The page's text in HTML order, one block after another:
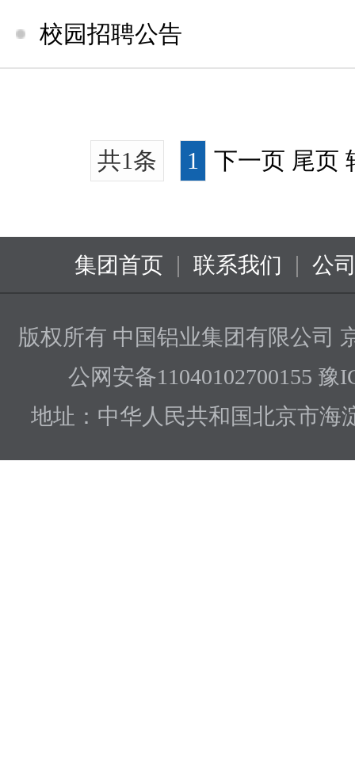
校园招聘公告
共1条 1 下一页 尾页
集团首页 | 联系我们 | 公
版权所有 中国铝业集团有限公司
公网安备11040102700155 豫
地址：中华人民共和国北京市海